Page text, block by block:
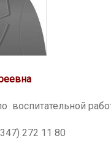
воспитательной
272 11 80